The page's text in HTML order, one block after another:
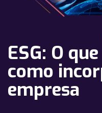
ESG: O
como
empresa